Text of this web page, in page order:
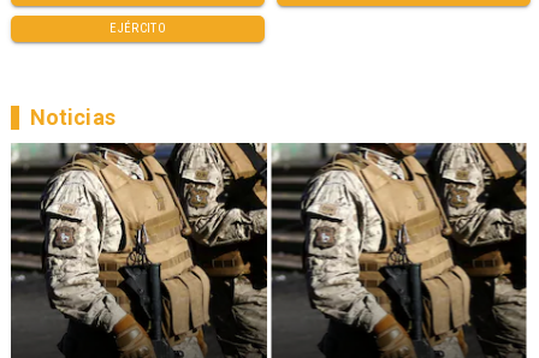
EJÉRCITO
Noticias